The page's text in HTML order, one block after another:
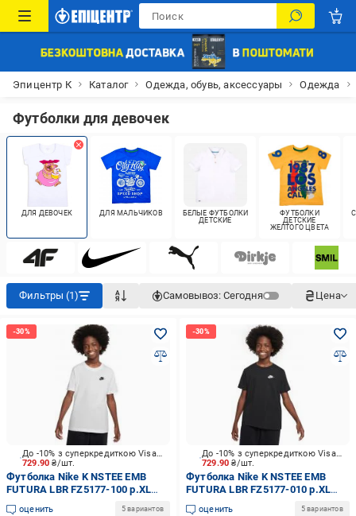
Эпицентр К Каталог Одежда, обувь, аксессуары Одежда
Футболки для девочек
ДЛЯ ДЕВОЧЕК ДЛЯ МАЛЬЧИКОВ
БЕЛЫЕ ФУТБОЛКИ
ДЕТСКИЕ
ФУТБОЛКИ
ДЕТСКИЕ
ЖЕЛТОГО ЦВЕТА
Фильтры (1) Самовывоз: Сегодня Цена
729.90₴/шт.
До -10% з суперкредиткою Visa Вигода
Футболка Nike K NSTEE EMB
FUTURA LBR FZ5177-100 р.XL
белый
оценить 5 вариантов
729.90₴/шт.
До -10% з суперкредиткою Visa Вигода
Футболка Nike K NSTEE EMB
FUTURA LBR FZ5177-010 р.XL
черный
оценить 5 вариантов